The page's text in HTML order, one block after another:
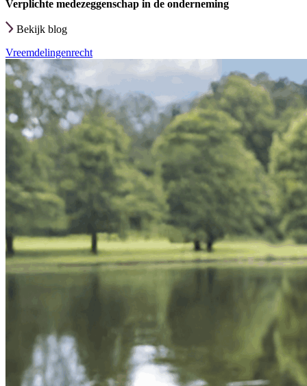
Verplichte medezeggenschap in de onderneming
Bekijk blog
Vreemdelingenrecht